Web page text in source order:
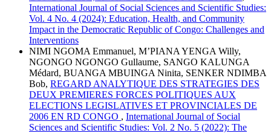
International Journal of Social Sciences and Scientific Studies:
Vol. 4 No. 4 (2024): Education, Health, and Community
Impact in the Democratic Republic of Congo: Challenges and
Interventions
NIMI NGOMA Emmanuel, M’PIANA YENGA Willy,
NGONGO NGONGO Gullaume, SANGO KALUNGA
Médard, BUANGA MBUINGA Ninita, SENKER NDIMBA
Bob, REGARD ANALYTIQUE DES STRATEGIES DES
DEUX PREMIERES FORCES POLITIQUES AUX
ELECTIONS LEGISLATIVES ET PROVINCIALES DE
2006 EN RD CONGO , International Journal of Social
Sciences and Scientific Studies: Vol. 2 No. 5 (2022): The